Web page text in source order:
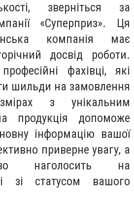
зверніться за
«Суперприз». Ця
компанія має
досвід роботи.
фахівці, які
шильди на замовлення
з унікальним
продукція допоможе
інформацію вашої
приверне увагу, а
наголосить на
зі статусом вашого